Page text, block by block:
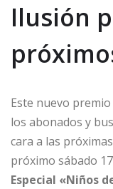
Ilusión
Este nuevo
los abonados y
cara a las
próximo sábado
Especial «Niños